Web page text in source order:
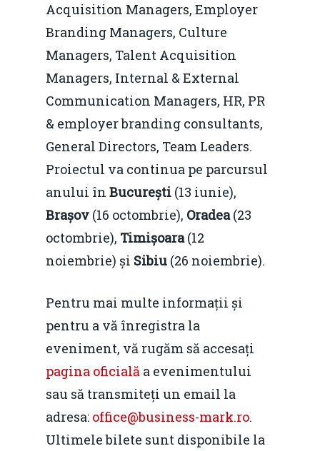
Acquisition Managers, Employer
Branding Managers, Culture
Managers, Talent Acquisition
Managers, Internal & External
Communication Managers, HR, PR
& employer branding consultants,
General Directors, Team Leaders.
Proiectul va continua pe parcursul
anului în București (13 iunie),
Brașov (16 octombrie), Oradea(23
octombrie), Timișoara(12
noiembrie) și Sibiu (26 noiembrie).
Pentru mai multe informații și
pentru a vă înregistra la
eveniment, vă rugăm să accesați
pagina oficială a evenimentului
sau să transmiteți un email la
adresa: office@business-mark.ro.
Ultimele bilete sunt disponibile la
Home
Noutăți
Despre
Evenimente